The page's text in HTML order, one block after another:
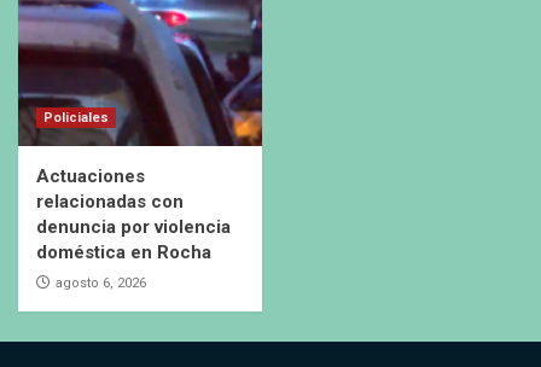
Policiales
Actuaciones
relacionadas con
denuncia por violencia
doméstica en Rocha
agosto 6, 2026